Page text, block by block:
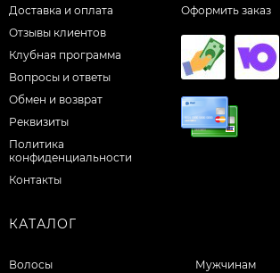
Доставка и оплата
Отзывы клиентов
Клубная программа
Вопросы и ответы
Обмен и возврат
Реквизиты
Политика
конфиденциальности
Контакты
Оформить заказ
КАТАЛОГ
Волосы
Мужчинам